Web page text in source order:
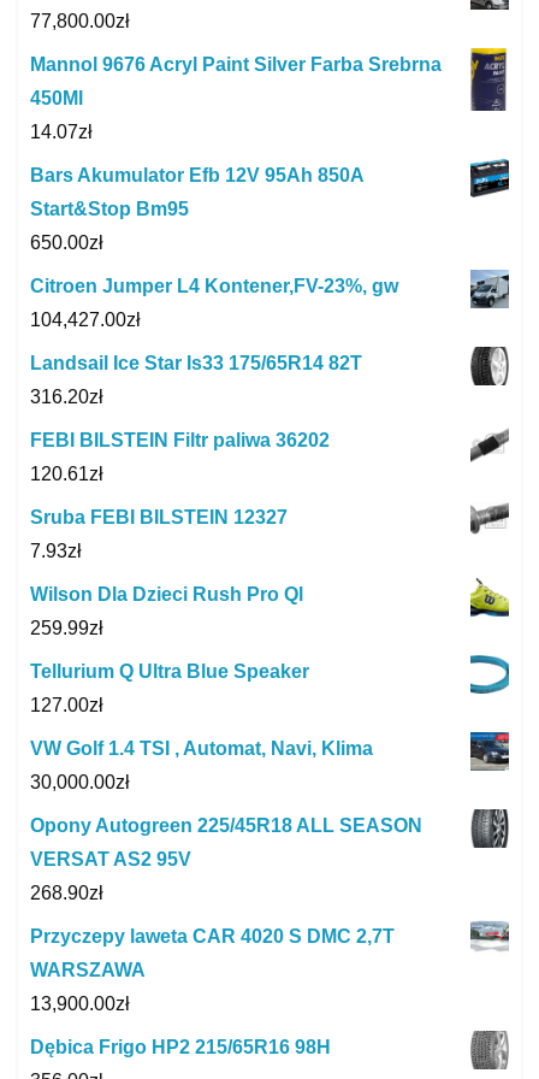
77,800.00zł
Mannol 9676 Acryl Paint Silver Farba Srebrna
450Ml
14.07zł
Bars Akumulator Efb 12V 95Ah 850A
Start&Stop Bm95
650.00zł
Citroen Jumper L4 Kontener,FV-23%, gw
104,427.00zł
Landsail Ice Star Is33 175/65R14 82T
316.20zł
FEBI BILSTEIN Filtr paliwa 36202
120.61zł
Sruba FEBI BILSTEIN 12327
7.93zł
Wilson Dla Dzieci Rush Pro Ql
259.99zł
Tellurium Q Ultra Blue Speaker
127.00zł
VW Golf 1.4 TSI , Automat, Navi, Klima
30,000.00zł
Opony Autogreen 225/45R18 ALL SEASON
VERSAT AS2 95V
268.90zł
Przyczepy laweta CAR 4020 S DMC 2,7T
WARSZAWA
13,900.00zł
Dębica Frigo HP2 215/65R16 98H